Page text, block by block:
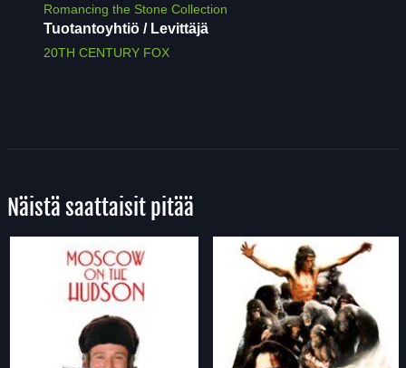
Romancing the Stone Collection
Tuotantoyhtiö / Levittäjä
20TH CENTURY FOX
Näistä saattaisit pitää